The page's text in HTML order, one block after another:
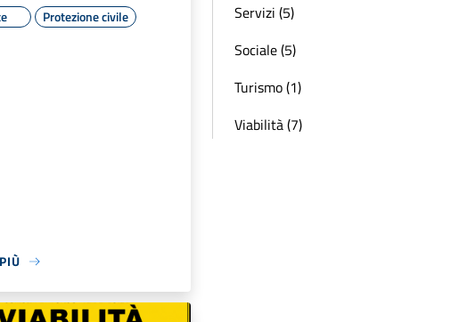
Protezione civile
Servizi (5)
Sociale (5)
Turismo (1)
Viabilità (7)